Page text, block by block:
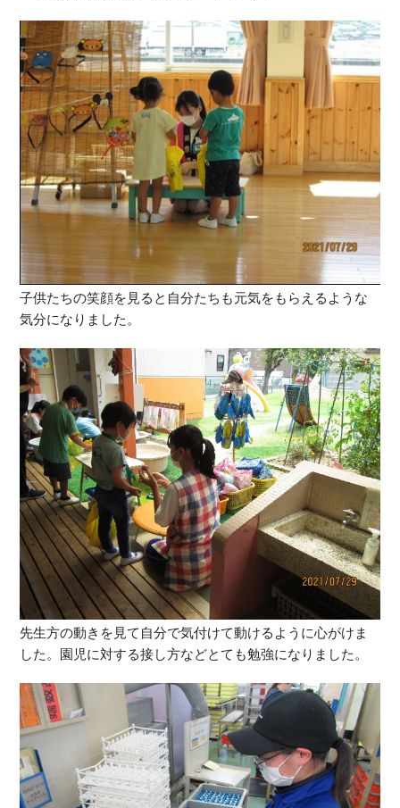
子供たちの笑顔を見ると自分たちも元気をもらえるような
気分になりました。
先生方の動きを見て自分で気付けて動けるように心がけま
した。園児に対する接し方などとても勉強になりました。